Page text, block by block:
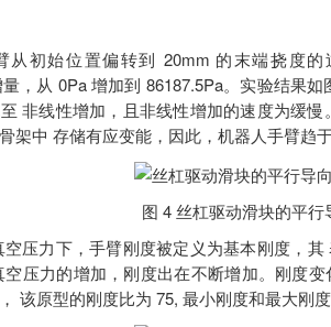
初始位置偏转到 20mm 的末端挠度的
量，从 0Pa 增加到 86187.5Pa。实验结果
非线性增加，且非线性增加的速度为缓
架中 存储有应变能，因此，机器人手臂趋
图 4 丝杠驱动滑块的平行
力下，手臂刚度被定义为基本刚度，其
压力的增加，刚度出在不断增加。刚度
该原型的刚度比为 75, 最小刚度和最大刚